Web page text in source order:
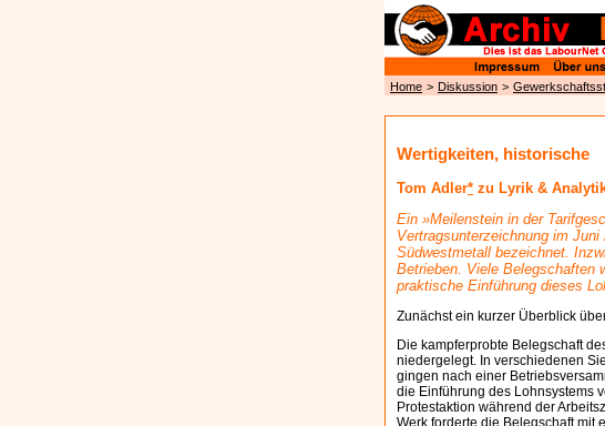
Home > Diskussion >
Wertigkeiten, historische
Tom Adler* zu Lyrik &
Ein »Meilenstein in der
Vertragsunterzeichnung im
Südwestmetall bezeichnet.
Betrieben. Viele Belegschaften
praktische Einführung dieses
Zunächst ein kurzer Überblick
Die kampferprobte Belegschaft
niedergelegt. In verschiedenen
gingen nach einer
die Einführung des Lohnsystems
Protestaktion während der
Werk forderte die Belegschaft mit